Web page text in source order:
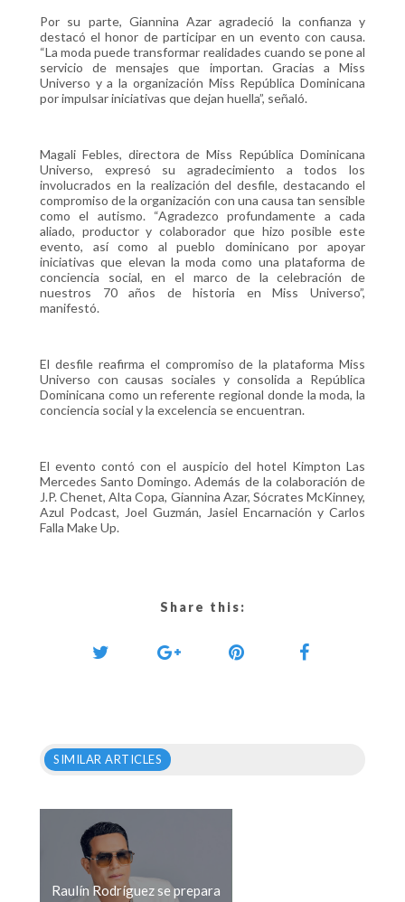
Por su parte, Giannina Azar agradeció la confianza y
destacó el honor de participar en un evento con causa.
“La moda puede transformar realidades cuando se pone al
servicio de mensajes que importan. Gracias a Miss
Universo y a la organización Miss República Dominicana
por impulsar iniciativas que dejan huella”, señaló.
Magali Febles, directora de Miss República Dominicana
Universo, expresó su agradecimiento a todos los
involucrados en la realización del desfile, destacando el
compromiso de la organización con una causa tan sensible
como el autismo. “Agradezco profundamente a cada
aliado, productor y colaborador que hizo posible este
evento, así como al pueblo dominicano por apoyar
iniciativas que elevan la moda como una plataforma de
conciencia social, en el marco de la celebración de
nuestros 70 años de historia en Miss Universo”,
manifestó.
El desfile reafirma el compromiso de la plataforma Miss
Universo con causas sociales y consolida a República
Dominicana como un referente regional donde la moda, la
conciencia social y la excelencia se encuentran.
El evento contó con el auspicio del hotel Kimpton Las
Mercedes Santo Domingo. Además de la colaboración de
J.P. Chenet, Alta Copa, Giannina Azar, Sócrates McKinney,
Azul Podcast, Joel Guzmán, Jasiel Encarnación y Carlos
Falla Make Up.
Share this:
SIMILAR ARTICLES
Raulín Rodríguez se prepara